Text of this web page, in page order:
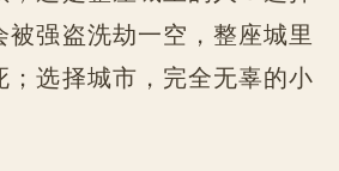
强盗洗劫一空，整座城里
；选择城市，完全无辜的小